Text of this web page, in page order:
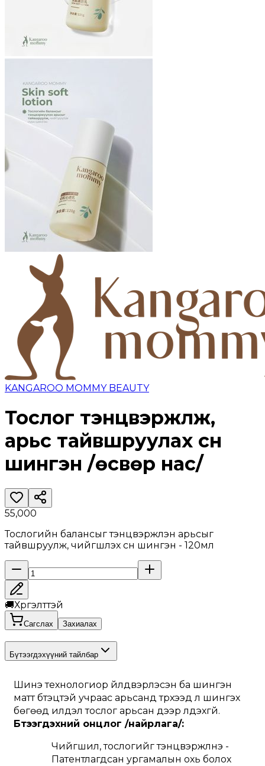
KANGAROO MOMMY BEAUTY
Тослог тэнцвэржүүлж,
арьс тайвшруулах сүүн
шингэн /өсвөр нас/
55,000
Тослогийн балансыг тэнцвэржүүлэн арьсыг
тайвшруулж, чийгшүүлэх сүүн шингэн - 120мл
🚚Хүргэлттэй
Сагслах Захиалах
Бүтээгдэхүүний тайлбар
Шинэ технологиор үйлдвэрлэсэн ба шингэн
матт бүтэцтэй учраас арьсанд түрхээд л шингэх
бөгөөд илүүдэл тослог арьсан дээр үлдэхгүй.
Бүтээгдэхүүний онцлог /найрлага/:
Чийгшил, тослогийг тэнцвэржүүлнэ -
Патентлагдсан ургамалын охь болох